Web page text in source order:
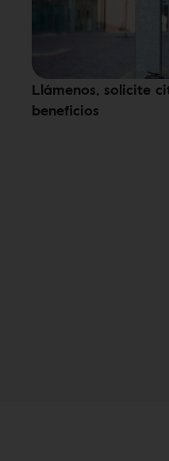
Llámenos, solicite
beneficios